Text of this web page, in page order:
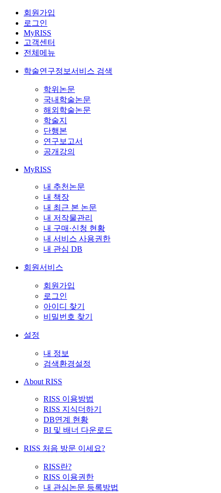
회원가입
로그인
MyRISS
고객센터
전체메뉴
학술연구정보서비스 검색
학위논문
국내학술논문
해외학술논문
학술지
단행본
연구보고서
공개강의
MyRISS
내 추천논문
내 책장
내 최근 본 논문
내 저작물관리
내 구매·신청 현황
내 서비스 사용권한
내 관심 DB
회원서비스
회원가입
로그인
아이디 찾기
비밀번호 찾기
설정
내 정보
검색환경설정
About RISS
RISS 이용방법
RISS 지식더하기
DB연계 현황
BI 및 배너 다운로드
RISS 처음 방문 이세요?
RISS란?
RISS 이용권한
내 관심논문 등록방법